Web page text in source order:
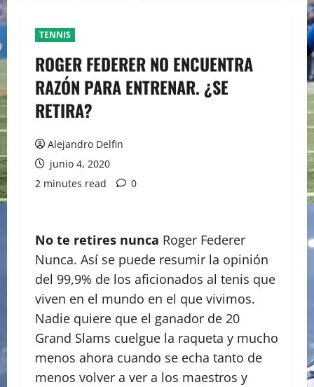
TENNIS
ROGER FEDERER NO ENCUENTRA
RAZÓN PARA ENTRENAR. ¿SE
RETIRA?
Alejandro Delfin
junio 4, 2020
2 minutes read
0
No te retires nunca Roger Federer
Nunca. Así se puede resumir la opinión
del 99,9% de los aficionados al tenis que
viven en el mundo en el que vivimos.
Nadie quiere que el ganador de 20
Grand Slams cuelgue la raqueta y mucho
menos ahora cuando se echa tanto de
menos volver a ver a los maestros y